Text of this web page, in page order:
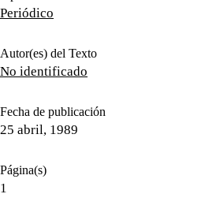
Periódico
Autor(es) del Texto
No identificado
Fecha de publicación
25 abril, 1989
Página(s)
1